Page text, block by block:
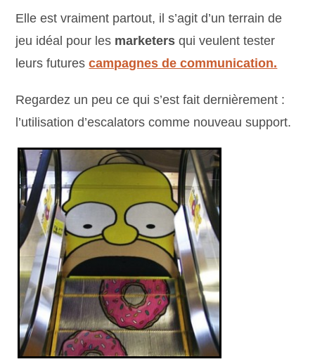
Elle est vraiment partout, il s’agit d’un terrain de
jeu idéal pour les marketersqui veulent tester
leurs futures campagnes de communication.
Regardez un peu ce qui s’est fait dernièrement :
l’utilisation d’escalators comme nouveau support.